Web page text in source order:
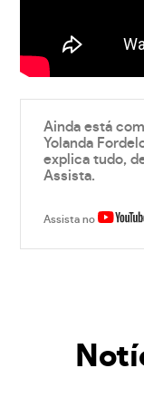
Ainda está
Yolanda
explica tudo,
Assista.
Assista no